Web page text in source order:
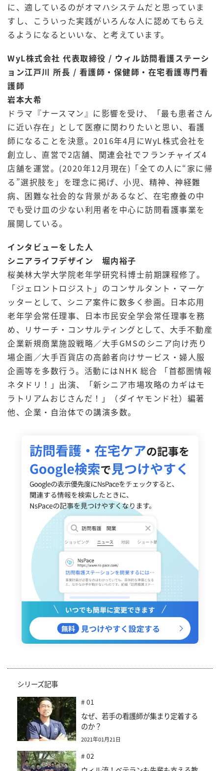
に、適しているのがオマハシステムだと思っていま
すし、こういった実践がいろんな人に認めてもらえ
るようになるといいな、と考えています。
WyL株式会社 代表取締役 / ウィル訪問看護ステーシ
ョン江戸川 所長 / 看護師・保健師・在宅看護専門看
護師
岩本大希
ドラマ『ナースマン』に影響を受け、「最も患者さん
に近い存在」として医療に関わりたいと思い、看護
師になることを決意。2016年4月にWyL株式会社を
創立し、直営で2店舗、関連会社でフランチャイズ4
店舗を運営。(2020年12月現在)「全ての人に“家に帰
る”選択肢を」を理念に掲げ、小児、精神、神経難
病、困難な社会的な背景があるなど、在宅療養の中
でも受け皿の少ない利用者を中心に訪問看護事業を
展開している。
インタビューをした人
シニアライフデザイン 堀内裕子
桜美林大学大学院老年学研究科博士前期課程修了。
「ジェロントロジスト」のコンサルタント・マーケ
ッターとして、シニア案件に数多く参画。日本応用
老年学会常任理事、日本市民安全学会常任理事を務
め、リサーチ・コンサルティングとして、大手不動産
企業新規商業施設戦略／大手GMSのシニア向け売り
場企画／大手百貨店の高齢者向けサービス・婦人服
企画等を多数行う。活動にはNHK 総合 「首都圏情報
ネタドリ！」出演、「新シニア市場攻略のカギはモ
ラトリアムおじさんだ！」（ダイヤモンド社）編著
他、企業・自治体での講演多数。
シリーズ記事
# 01
なぜ、若手の看護師が集まり定着する
のか？
2021年01月21日
# 02